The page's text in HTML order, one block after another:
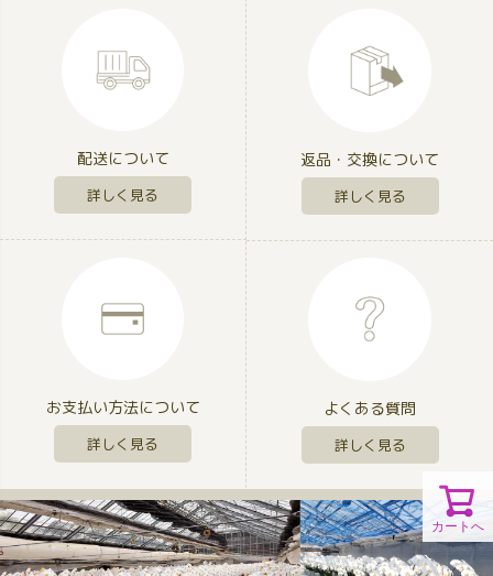
カートへ
配送について
詳しく見る
返品・交換について
詳しく見る
お支払い方法について
詳しく見る
よくある質問
詳しく見る